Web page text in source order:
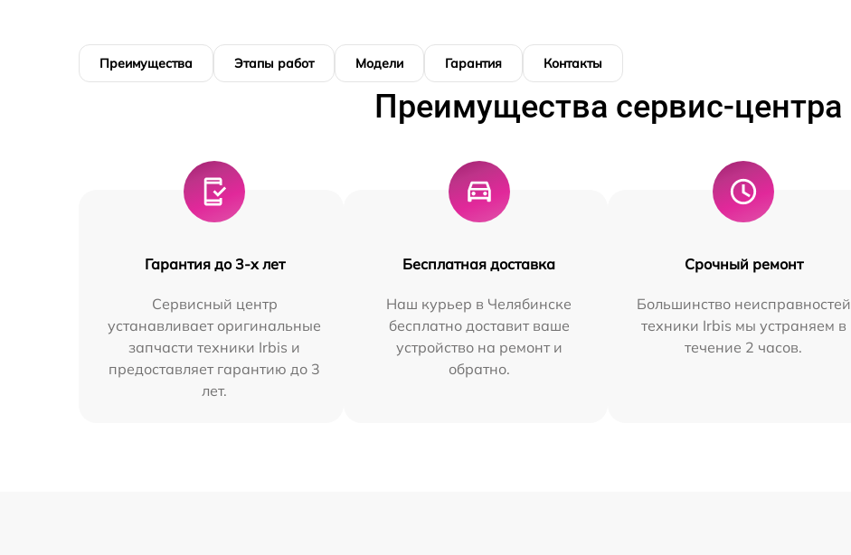
Преимущества Этапы работ Модели Гарантия Контакты
Преимущества сервис-центра
Гарантия до 3-х лет
Сервисный центр
устанавливает оригинальные
запчасти техники Irbis и
предоставляет гарантию до 3
лет.
Бесплатная доставка
Наш курьер в Челябинске
бесплатно доставит ваше
устройство на ремонт и
обратно.
Срочный ремонт
Большинство неисправностей
техники Irbis мы устраняем в
течение 2 часов.